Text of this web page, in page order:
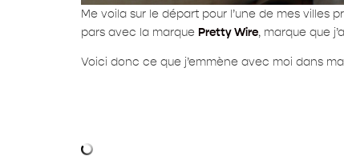
Me voila sur le départ pour l’une de mes villes
pars avec la marque Pretty Wire, marque que
Voici donc ce que j’emmène avec moi dans